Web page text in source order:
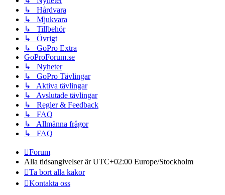
↳ Hårdvara
↳ Mjukvara
↳ Tillbehör
↳ Övrigt
↳ GoPro Extra
GoProForum.se
↳ Nyheter
↳ GoPro Tävlingar
↳ Aktiva tävlingar
↳ Avslutade tävlingar
↳ Regler & Feedback
↳ FAQ
↳ Allmänna frågor
↳ FAQ
Forum
Alla tidsangivelser är UTC+02:00 Europe/Stockholm
Ta bort alla kakor
Kontakta oss